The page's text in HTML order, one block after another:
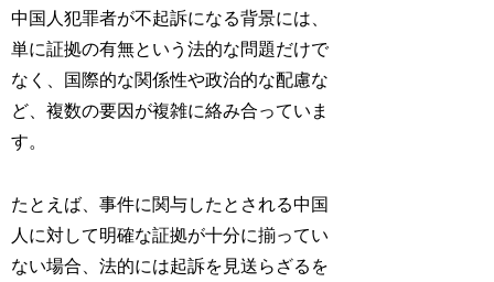
中国人犯罪者が不起訴になる背景には、
単に証拠の有無という法的な問題だけで
なく、
国際的な関係性や政治的な配慮な
ど 、複数の要因が複雑に絡み合っていま
す。
たとえば、事件に関与したとされる中国
人に対して明確な証拠が十分に揃ってい
ない場合、法的には起訴を見送らざるを